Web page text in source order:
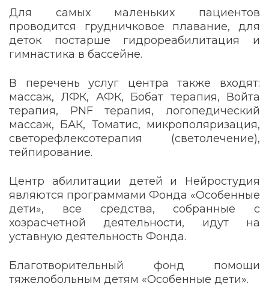
Для самых маленьких пациентов
проводится грудничковое плавание, для
деток постарше гидрореабилитация и
гимнастика в бассейне.
В перечень услуг центра также входят:
массаж, ЛФК, АФК, Бобат терапия, Войта
терапия, PNF терапия, логопедический
массаж, БАК, Томатис, микрополяризация,
светорефлексотерапия (светолечение),
тейпирование.
Центр абилитации детей и Нейростудия
являются программами Фонда «Особенные
дети», все средства, собранные с
хозрасчетной деятельности, идут на
уставную деятельность Фонда.
Благотворительный фонд помощи
тяжелобольным детям «Особенные дети».